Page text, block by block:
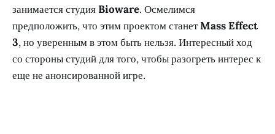
занимается студияBioware. Осмелимся
предположить, что этим проектом станетMass Effect
3, но уверенным в этом быть нельзя. Интересный ход
со стороны студий для того, чтобы разогреть интерес к
еще не анонсированной игре.